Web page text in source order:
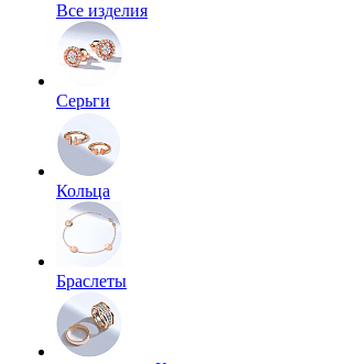
Все изделия
Серьги
Кольца
Браслеты